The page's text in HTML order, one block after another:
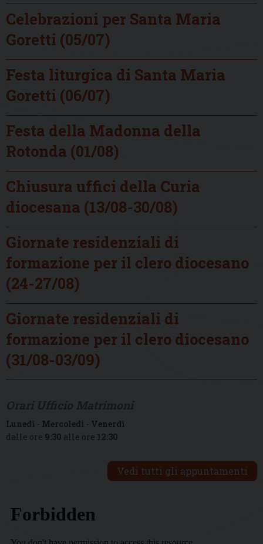
Celebrazioni per Santa Maria
Goretti (05/07)
Festa liturgica di Santa Maria
Goretti (06/07)
Festa della Madonna della
Rotonda (01/08)
Chiusura uffici della Curia
diocesana (13/08-30/08)
Giornate residenziali di
formazione per il clero diocesano
(24-27/08)
Giornate residenziali di
formazione per il clero diocesano
(31/08-03/09)
Lunedì - Mercoledì - Venerdì
dalle ore 9:30 alle ore 12:30
Vedi tutti gli appuntamenti